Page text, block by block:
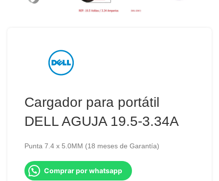
Cargador para portátil
DELL AGUJA 19.5-3.34A
Punta 7.4 x 5.0MM (18 meses de Garantía)
Comprar por whatsapp